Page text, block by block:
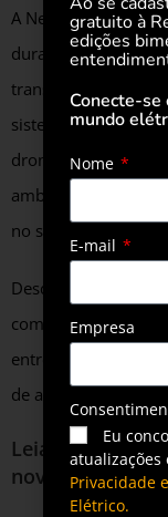
A Neoenergia
durante a pandemia
transmissão,
sistema elétrico
drones para
ambiental e
no setor elétrico.
Desde março, é
com a
entre os
de ambientes de
Leia também
nova
gratuito à
edições
Conecte-se
mundo
Nome
E-mail
Empresa
Eu
atualizações
Privacidade
Elétrico.